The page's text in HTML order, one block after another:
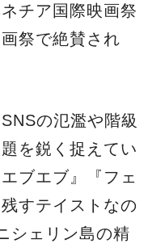
チア国際映画祭
祭で絶賛され
の氾濫や階級
を鋭く捉えてい
ブエブ』『フェ
すテイストなの
シェリン島の精